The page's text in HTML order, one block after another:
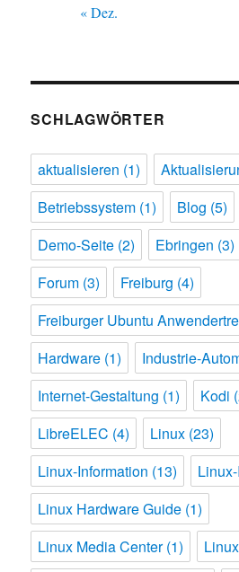
« Dez.
SCHLAGWÖRTER
aktualisieren (1)
Betriebssystem (1) Blog (5)
Demo-Seite (2) Ebringen (3)
Forum (3) Freiburg (4)
Freiburger Ubuntu
Hardware (1) Industrie-
Internet-Gestaltung (1) Kodi
LibreELEC (4) Linux (23)
Linux-Information (13)
Linux Hardware Guide (1)
Linux Media Center(1)